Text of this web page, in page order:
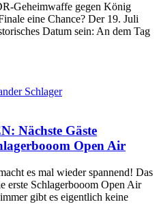
Geheimwaffe gegen König
eine Chance? Der 19. Juli
Datum sein: An dem Tag
Nächste Gäste
Open Air
es mal wieder spannend! Das
erste Schlagerbooom Open Air
gibt es eigentlich keine